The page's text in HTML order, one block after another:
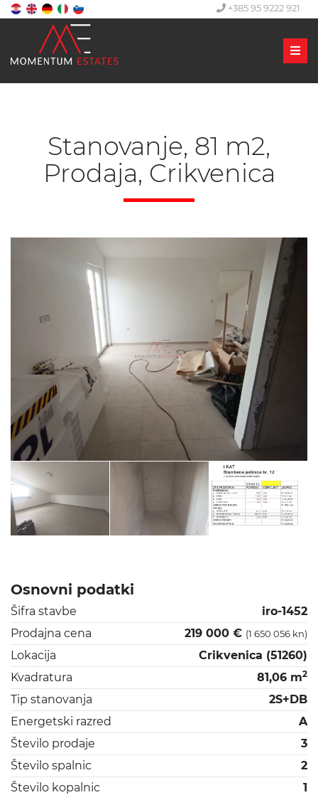
+385 95 9222 921
Stanovanje, 81 m2,
Prodaja, Crikvenica
Osnovni podatki
Šifra stavbe
iro-1452
Prodajna cena
219 000 € (1 650 056 kn)
Lokacija
Crikvenica (51260)
Kvadratura
81,06 m2
Tip stanovanja
2S+DB
Energetski razred
A
Število prodaje
3
Število spalnic
2
Število kopalnic
1